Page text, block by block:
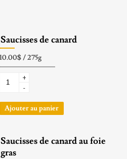
Saucisses de canard
+
-
Ajouter au panier
Saucisses de canard au foie
gras